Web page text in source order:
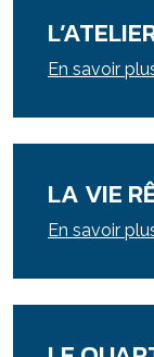
En savoir
LA VIE
En savoir